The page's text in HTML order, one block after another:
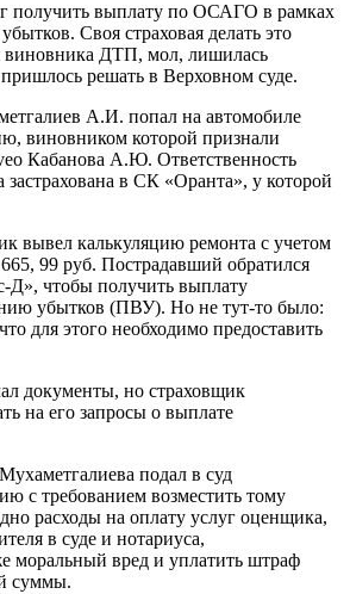
получить выплату по ОСАГО в рамках
Своя страховая делать это
виновника ДТП, мол, лишилась
решать в Верховном суде.
А.И. попал на автомобиле
виновником которой признали
Кабанова А.Ю. Ответственность
в СК «Оранта», у которой
вывел калькуляцию ремонта с учетом
99 руб. Пострадавший обратился
чтобы получить выплату
убытков (ПВУ). Но не тут-то было:
для этого необходимо предоставить
документы, но страховщик
на его запросы о выплате
подал в суд
с требованием возместить тому
расходы на оплату услуг оценщика,
в суде и нотариуса,
моральный вред и уплатить штраф
суммы.